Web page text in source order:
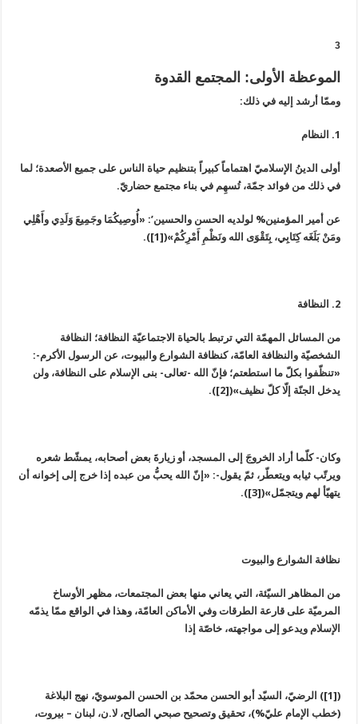
3
الموعظة الأولى: المجتمع القدوة
وممّا أرشد إليه في ذلك:
1. النظام
أولى الدينُ الإسلاميّ اهتماماً كبيراً بتنظيم حياة الناس على جميع الأصعدة؛ لما
في ذلك من فوائد جمّة، تُسهِم في بناء مجتمع حضاريّ.
عن أمير المؤمنين% لولديه الحسن والحسين’: «أُوصِيكُمَا وجَمِيعَ وَلَدِي وأَهْلِي
ومَنْ بَلَغَه كِتَابِي، بِتَقْوَى الله ونَظْمِ أَمْرِكُمْ»([1]).
2. النظافة
من المسائل المهمّة التي ترتبط بالحياة الاجتماعيّة النظافة؛ النظافة
الشخصيّة والنظافة العامّة، كنظافة الشوارع والبيوت، عن الرسول الأكرم-:
«تنظّفوا بكلّ ما استطعتم؛ فإنّ الله -تعالى- بنى الإسلام على النظافة، ولن
يدخل الجنّة إلّا كلّ نظيف»([2]).
وكان- كلّما أراد الخروجَ إلى المسجد، أو زيارةَ بعض أصحابه، يمشّط شعره
ويرتّب ثيابه ويتعطّر، ثمّ يقول-: «إنّ الله يحبُّ من عبده إذا خرج إلى إخوانه أن
يتهيّأ لهم ويتجمّل»([3]).
نظافة الشوارع والبيوت
من المظاهر السيّئة، التي يعاني منها بعض المجتمعات، مظهر الأوساخ
المرميّة على قارعة الطرقات وفي الأماكن العامّة، وهذا في الواقع ممّا يذمّه
الإسلام ويدعو إلى مواجهته، خاصّة إذا
([1]) الرضيّ، السيّد أبو الحسن محمّد بن الحسن الموسويّ، نهج البلاغة
(خطب الإمام عليّ%)، تحقيق وتصحيح صبحي الصالح، لا.ن، لبنان – بيروت،